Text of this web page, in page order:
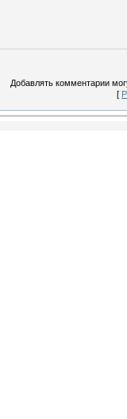
Добавлять комментарии
[